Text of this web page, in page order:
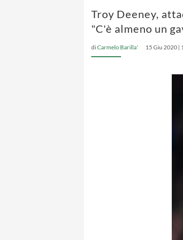
Troy Deeney,
"C'è almeno un
diCarmelo Barilla' 15 Giu 2020 |